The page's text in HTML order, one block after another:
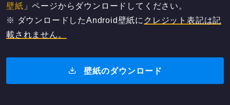
壁紙 」ページからダウンロードしてください。
※ ダウンロードしたAndroid壁紙に クレジット表記は記
載されません。
壁紙のダウンロード